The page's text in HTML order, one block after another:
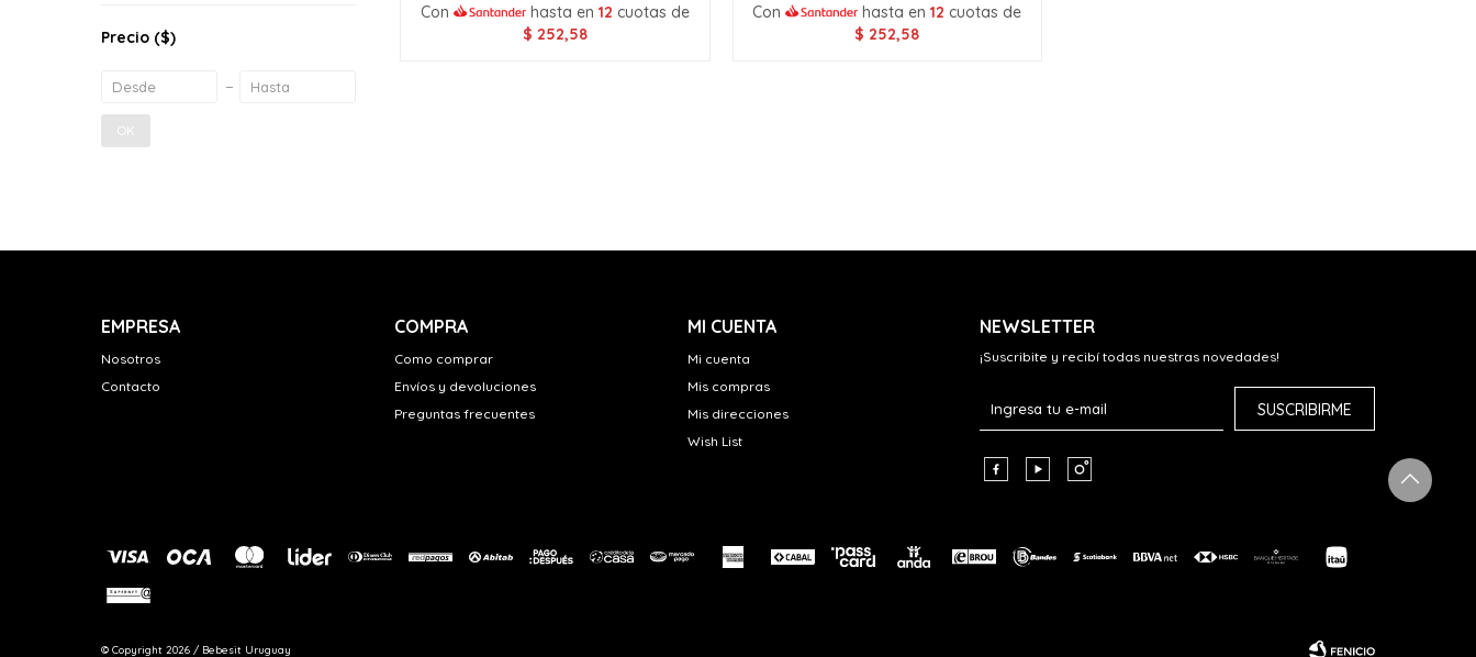
Con hasta en 12 cuotas de
$ 252,58
Con hasta en12 cuotas de
$ 252,58
Precio ($)
OK
EMPRESA
Nosotros
Contacto
COMPRA
Como comprar
Envíos y devoluciones
Preguntas frecuentes
MI CUENTA
Mi cuenta
Mis compras
Mis direcciones
Wish List
NEWSLETTER
¡Suscribite y recibí todas nuestras novedades!
SUSCRIBIRME
  
© Copyright 2026 / Bebesit Uruguay